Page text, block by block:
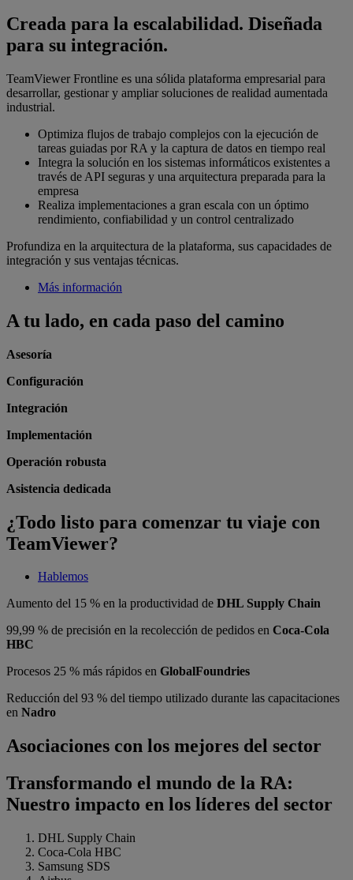
Creada para la escalabilidad. Diseñada
para su integración.
TeamViewer Frontline es una sólida plataforma empresarial para
desarrollar, gestionar y ampliar soluciones de realidad aumentada
industrial.
Optimiza flujos de trabajo complejos con la ejecución de
tareas guiadas por RA y la captura de datos en tiempo real
Integra la solución en los sistemas informáticos existentes a
través de API seguras y una arquitectura preparada para la
empresa
Realiza implementaciones a gran escala con un óptimo
rendimiento, confiabilidad y un control centralizado
Profundiza en la arquitectura de la plataforma, sus capacidades de
integración y sus ventajas técnicas.
Más información
A tu lado, en cada paso del camino
Asesoría
Configuración
Integración
Implementación
Operación robusta
Asistencia dedicada
¿Todo listo para comenzar tu viaje con
TeamViewer?
Hablemos
Aumento del 15 % en la productividad de DHL Supply Chain
99,99 % de precisión en la recolección de pedidos en Coca-Cola
HBC
Procesos 25 % más rápidos en GlobalFoundries
Reducción del 93 % del tiempo utilizado durante las capacitaciones
en Nadro
Asociaciones con los mejores del sector
Transformando el mundo de la RA:
Nuestro impacto en los líderes del sector
DHL Supply Chain
Coca-Cola HBC
Samsung SDS